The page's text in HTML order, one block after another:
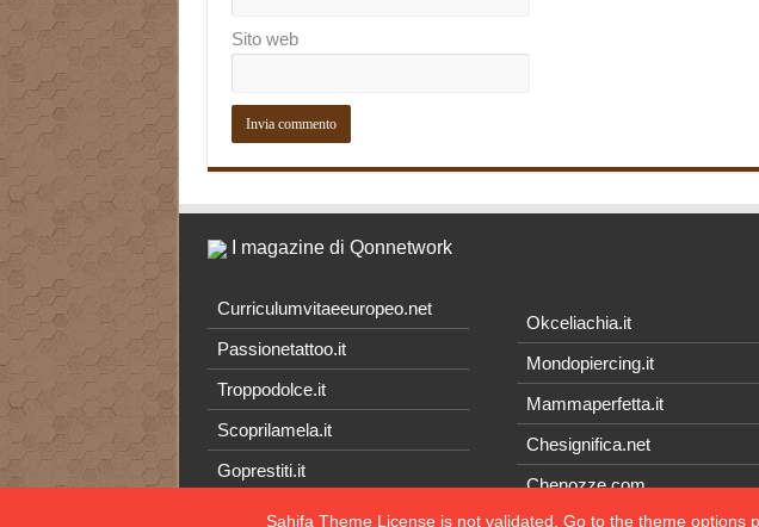
Sito web
I magazine di Qonnetwork
Curriculumvitaeeuropeo.net
Passionetattoo.it
Troppodolce.it
Scoprilamela.it
Goprestiti.it
Okceliachia.it
Mondopiercing.it
Mammaperfetta.it
Chesignifica.net
Chenozze.com
Sahifa ThemeLicense is not validated, Go to the theme options